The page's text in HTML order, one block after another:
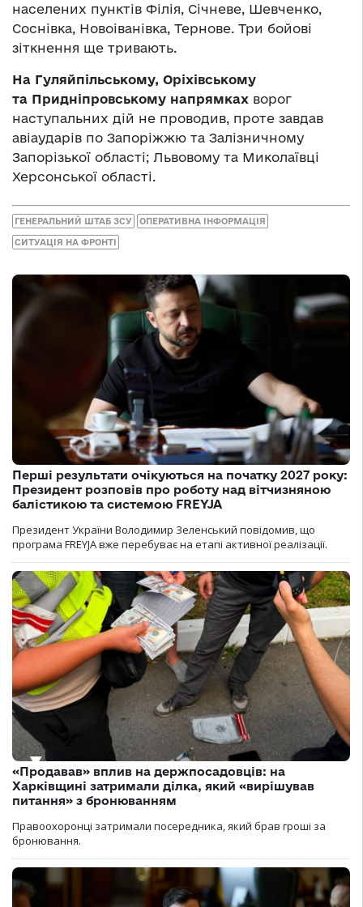
населених пунктів Філія, Січневе, Шевченко,
Соснівка, Новоіванівка, Тернове. Три бойові
зіткнення ще тривають.
На Гуляйпільському, Оріхівському
та Придніпровському напрямках ворог
наступальних дій не проводив, проте завдав
авіаударів по Запоріжжю та Залізничному
Запорізької області; Львовому та Миколаївці
Херсонської області.
ГЕНЕРАЛЬНИЙ ШТАБ ЗСУ ОПЕРАТИВНА ІНФОРМАЦІЯ
СИТУАЦІЯ НА ФРОНТІ
Перші результати очікуються на початку 2027 року:
Президент розповів про роботу над вітчизняною
балістикою та системою FREYJA
Президент України Володимир Зеленський повідомив, що
програма FREYJA вже перебуває на етапі активної реалізації.
«Продавав» вплив на держпосадовців: на
Харківщині затримали ділка, який «вирішував
питання» з бронюванням
Правоохоронці затримали посередника, який брав гроші за
бронювання.